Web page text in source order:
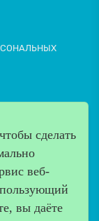
сделать
веб-
вы даёте